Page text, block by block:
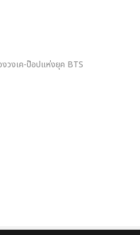
งวงเค-ป๊อปแห่งยุค BTS